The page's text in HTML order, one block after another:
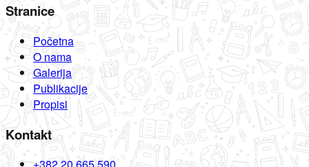
Stranice
Početna
O nama
Galerija
Publikacije
Propisi
Kontakt